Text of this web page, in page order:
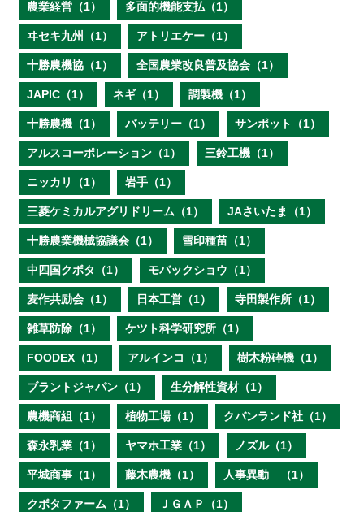
農業経営（1） 多面的機能支払（1）
ヰセキ九州（1） アトリエケー（1）
十勝農機協（1） 全国農業改良普及協会（1）
JAPIC（1） ネギ（1） 調製機（1）
十勝農機（1） バッテリー（1） サンポット（1）
アルスコーポレーション（1） 三鈴工機（1）
ニッカリ（1） 岩手（1）
三菱ケミカルアグリドリーム（1） JAさいたま（1）
十勝農業機械協議会（1） 雪印種苗（1）
中四国クボタ（1） モバックショウ（1）
麦作共励会（1） 日本工営（1） 寺田製作所（1）
雑草防除（1） ケツト科学研究所（1）
FOODEX（1） アルインコ（1） 樹木粉砕機（1）
ブラントジャパン（1） 生分解性資材（1）
農機商組（1） 植物工場（1） クバンランド社（1）
森永乳業（1） ヤマホ工業（1） ノズル（1）
平城商事（1） 藤木農機（1） 人事異動 （1）
クボタファーム（1） ＪＧＡＰ（1）